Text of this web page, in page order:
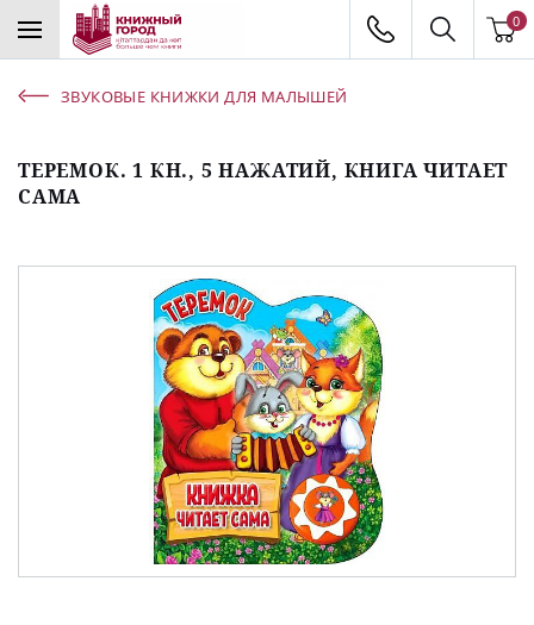
0
ЗВУКОВЫЕ КНИЖКИ ДЛЯ МАЛЫШЕЙ
ТЕРЕМОК. 1 КН., 5 НАЖАТИЙ, КНИГА ЧИТАЕТ
САМА